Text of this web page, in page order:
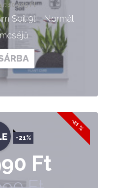
10,905 Ft
Soil 9l - Normál
-21 %
-21%
Ft